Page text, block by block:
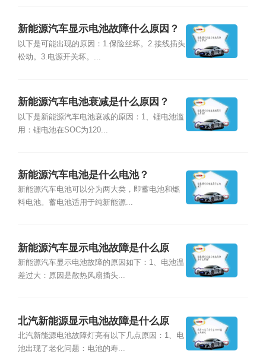
新能源汽车显示电池故障什么原因？
以下是可能出现的原因：1.保险丝坏。2.接线插头
松动。3.电源开关坏。...
新能源汽车电池衰减是什么原因？
以下是新能源汽车电池衰减的原因：1、锂电池滥
用：锂电池在SOC为120...
新能源汽车电池是什么电池？
新能源汽车电池可以分为两大类，即蓄电池和燃
料电池。蓄电池适用于纯新能源...
新能源汽车显示电池故障是什么原
因？
新能源汽车显示电池故障的原因如下：1、电池温
差过大：原因是散热风扇插头...
北汽新能源显示电池故障是什么原
因？
北汽新能源电池故障灯亮有以下几点原因：1、电
池出现了老化问题：电池的寿...